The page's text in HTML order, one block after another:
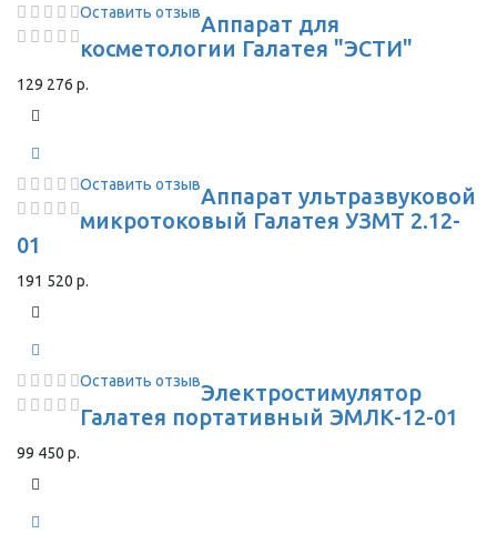
Оставить отзывАппарат для
косметологии Галатея "ЭСТИ"
129 276 р.
Оставить отзывАппарат ультразвуковой
микротоковый Галатея УЗМТ 2.12-
01
191 520 р.
Оставить отзывЭлектростимулятор
Галатея портативный ЭМЛК-12-01
99 450 р.